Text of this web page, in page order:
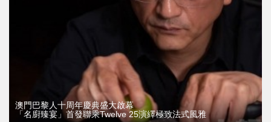
澳門巴黎人十周年慶典盛大啟幕
「名廚臻宴」首發聯乘Twelve 25演繹極致法式風雅